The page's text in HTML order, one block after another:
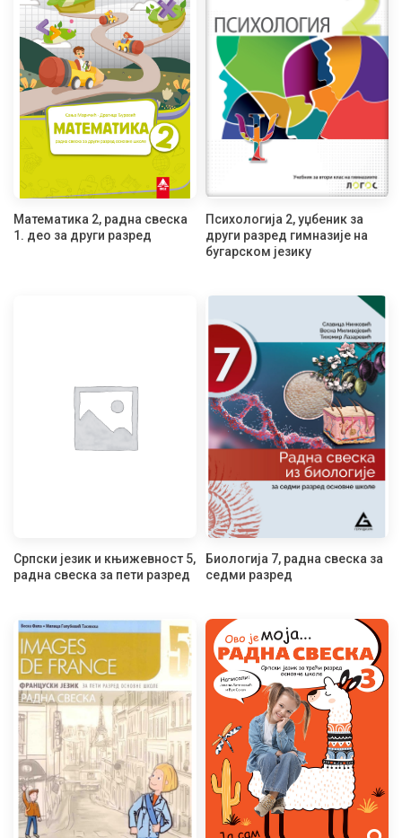
Математика 2, радна свеска
1. део за други разред
Психологија 2, уџбеник за
други разред гимназије на
бугарском језику
Српски језик и књижевност 5,
радна свеска за пети разред
Биологија 7, радна свеска за
седми разред